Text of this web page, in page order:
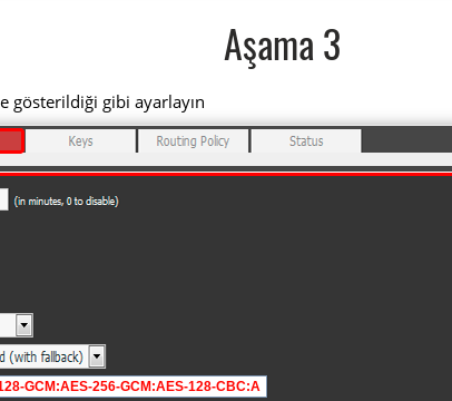
Aşama 3
gösterildiği gibi ayarlayın